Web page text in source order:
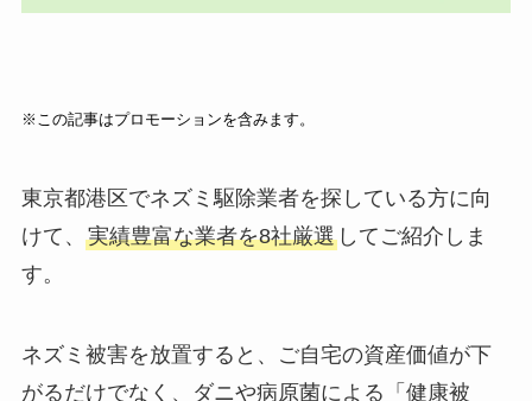
※この記事はプロモーションを含みます。
東京都港区でネズミ駆除業者を探している方に向
けて、 実績豊富な業者を8社厳選してご紹介しま
す。
ネズミ被害を放置すると、ご自宅の資産価値が下
がるだけでなく、ダニや病原菌による「健康被